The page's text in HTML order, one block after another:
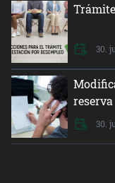
30.
reserva
30.